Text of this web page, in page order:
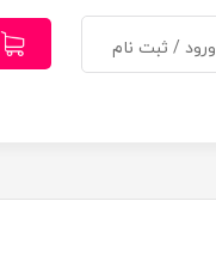
ورود / ثبت نام